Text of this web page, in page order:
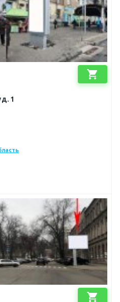
shopping_cart
1
shopping_cart